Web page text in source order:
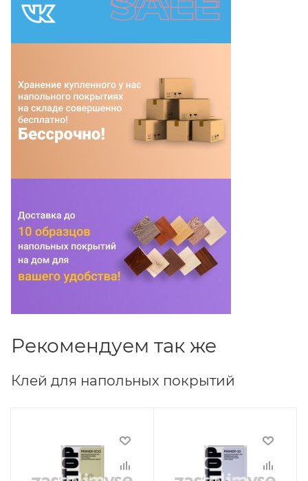
Рекомендуем так же
Клей для напольных покрытий